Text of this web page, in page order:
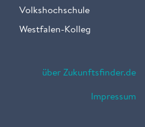
Volkshochschule
Westfalen-Kolleg
über Zukunftsfinder.de
Impressum